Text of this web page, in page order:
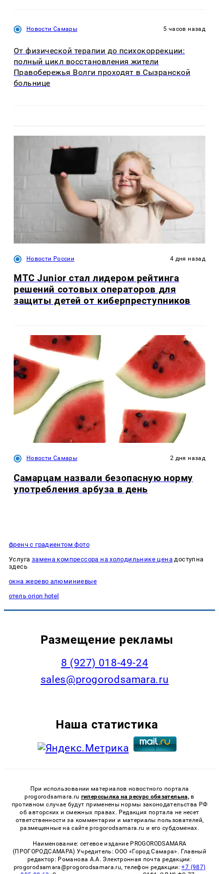
Новости Самары 5 часов назад
От физической терапии до психокоррекции:
полный цикл восстановления жители
Правобережья Волги проходят в Сызранской
больнице
Новости России 4 дня назад
МТС Junior стал лидером рейтинга
решений сотовых операторов для
защиты детей от киберпреступников
Новости Самары 2 дня назад
Самарцам назвали безопасную норму
употребления арбуза в день
френч с градиентом фото
Услуга замена компрессора на холодильнике ценадоступна
здесь
окна жерево алюминиевые
отель orion hotel
Размещение рекламы
8 (927) 018-49-24
sales@progorodsamara.ru
Наша статистика
При использовании материалов новостного портала
progorodsamara.ru гиперссылка на ресурс обязательна, в
противном случае будут применены нормы законодательства РФ
об авторских и смежных правах. Редакция портала не несет
ответственности за комментарии и материалы пользователей,
размещенные на сайте progorodsamara.ru и его субдоменах.
Наименование: сетевое издание PROGORODSAMARA
(ПРОГОРОДСАМАРА) Учредитель: ООО «Город Самара». Главный
редактор: Романова А.А. Электронная почта редакции:
progorodsamara@progorodsamara.ru, телефон редакции:+7 (987)